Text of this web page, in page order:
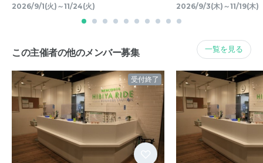
2026/9/1(火)～11/24(火) 2026/9/3(木)～11/19(木)
この主催者の他のメンバー募集 一覧を見る
受付終了